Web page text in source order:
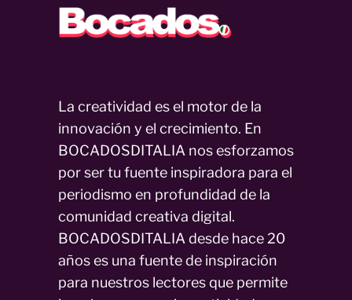
La creatividad es el motor de la
innovación y el crecimiento. En
BOCADOSDITALIA nos esforzamos
por ser tu fuente inspiradora para el
periodismo en profundidad de la
comunidad creativa digital.
BOCADOSDITALIA desde hace 20
años es una fuente de inspiración
para nuestros lectores que permite